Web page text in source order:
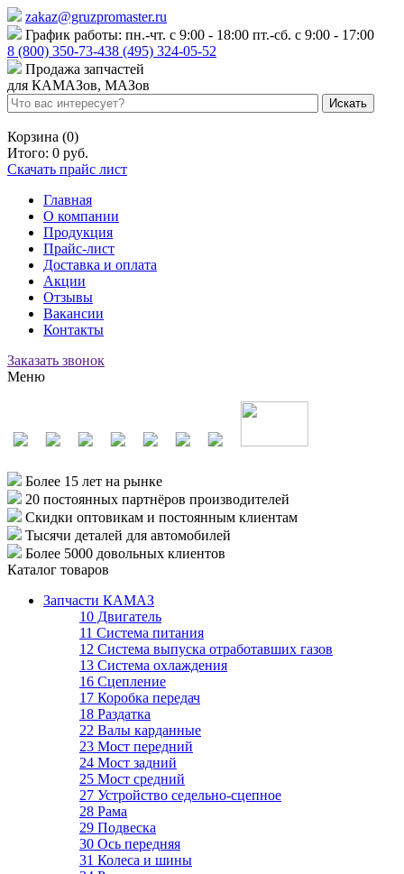
zakaz@gruzpromaster.ru
График работы: пн.-чт. с 9:00 - 18:00 пт.-сб. с 9:00 - 17:00
8 (800) 350-73-438 (495) 324-05-52
Продажа запчастей
для КАМАЗов, МАЗов
Корзина (0)
Итого: 0 руб.
Скачать прайс лист
Главная
О компании
Продукция
Прайс-лист
Доставка и оплата
Акции
Отзывы
Вакансии
Контакты
Заказать звонок
Меню
Более 15 лет на рынке
20 постоянных партнёров производителей
Скидки оптовикам и постоянным клиентам
Тысячи деталей для автомобилей
Более 5000 довольных клиентов
Каталог товаров
Запчасти КАМАЗ
10 Двигатель
11 Система питания
12 Система выпуска отработавших газов
13 Система охлаждения
16 Сцепление
17 Коробка передач
18 Раздатка
22 Валы карданные
23 Мост передний
24 Мост задний
25 Мост средний
27 Устройство седельно-сцепное
28 Рама
29 Подвеска
30 Ось передняя
31 Колеса и шины